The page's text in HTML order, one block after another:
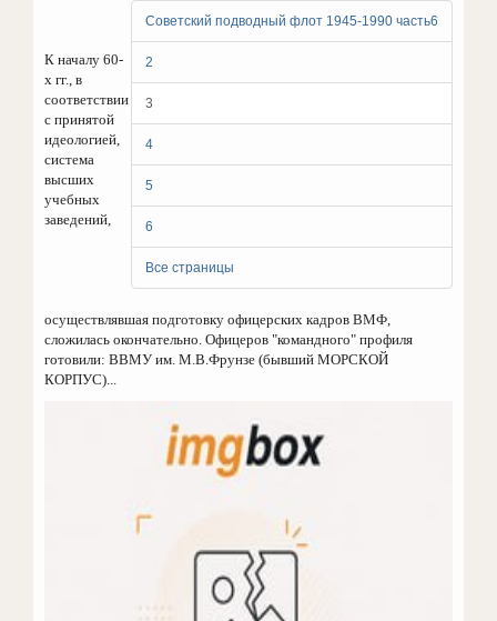
Советский подводный флот 1945-1990 часть6
2
3
4
5
6
Все страницы
К началу 60-
х гг., в
соответствии
с принятой
идеологией,
система
высших
учебных
заведений,
осуществлявшая подготовку офицерских кадров ВМФ,
сложилась окончательно. Офицеров "командного" профиля
готовили: ВВМУ им. М.В.Фрунзе (бывший МОРСКОЙ
КОРПУС)...